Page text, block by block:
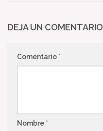
DEJA UN COMENTARIO
Comentario *
Nombre *